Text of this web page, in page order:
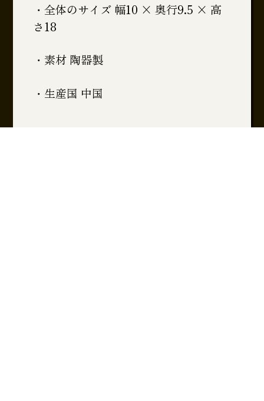
・全体のサイズ 幅10 × 奥行9.5 × 高
さ18
・素材 陶器製
・生産国 中国